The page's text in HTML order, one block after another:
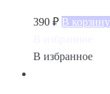
390 ₽ В корзину
В избранное